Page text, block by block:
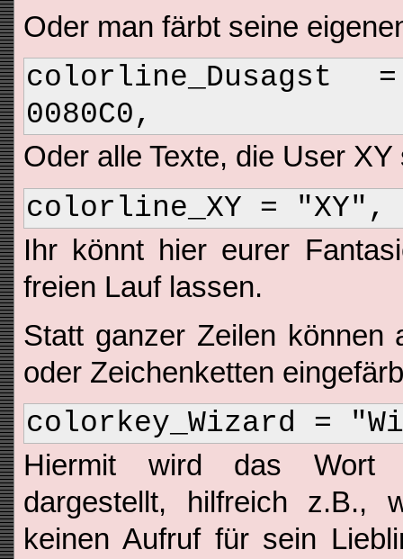
Oder man färbt seine
0080C0,
Oder alle Texte, die User XY
colorline_XY = "XY",
Ihr könnt hier eurer
freien Lauf lassen.
Statt ganzer Zeilen können
oder Zeichenketten
colorkey_Wizard =
Hiermit wird das Wort
dargestellt, hilfreich z.B.,
keinen Aufruf für sein